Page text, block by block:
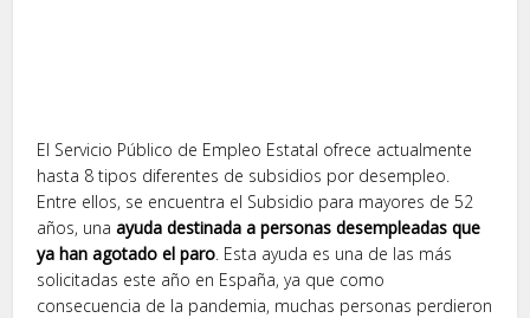
El Servicio Público de Empleo Estatal ofrece actualmente
hasta 8 tipos diferentes de subsidios por desempleo.
Entre ellos, se encuentra el Subsidio para mayores de 52
años, unaayuda destinada a personas desempleadas que
ya han agotado el paro. Esta ayuda es una de las más
solicitadas este año en España, ya que como
consecuencia de la pandemia, muchas personas perdieron